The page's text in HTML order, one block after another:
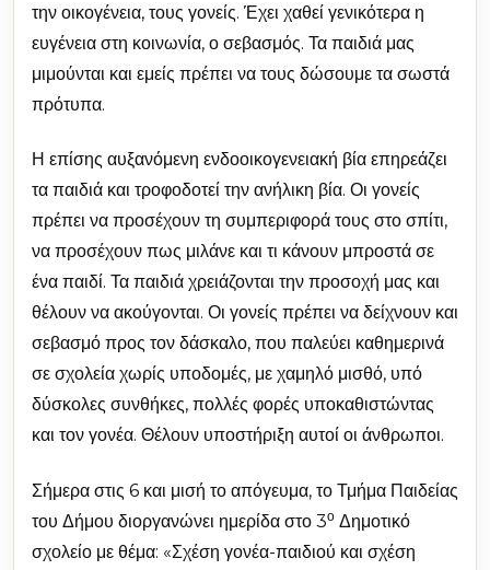
την οικογένεια, τους γονείς. Έχει χαθεί γενικότερα η
ευγένεια στη κοινωνία, ο σεβασμός. Τα παιδιά μας
μιμούνται και εμείς πρέπει να τους δώσουμε τα σωστά
πρότυπα.
Η επίσης αυξανόμενη ενδοοικογενειακή βία επηρεάζει
τα παιδιά και τροφοδοτεί την ανήλικη βία. Οι γονείς
πρέπει να προσέχουν τη συμπεριφορά τους στο σπίτι,
να προσέχουν πως μιλάνε και τι κάνουν μπροστά σε
ένα παιδί. Τα παιδιά χρειάζονται την προσοχή μας και
θέλουν να ακούγονται. Οι γονείς πρέπει να δείχνουν και
σεβασμό προς τον δάσκαλο, που παλεύει καθημερινά
σε σχολεία χωρίς υποδομές, με χαμηλό μισθό, υπό
δύσκολες συνθήκες, πολλές φορές υποκαθιστώντας
και τον γονέα. Θέλουν υποστήριξη αυτοί οι άνθρωποι.
Σήμερα στις 6 και μισή το απόγευμα, το Τμήμα Παιδείας
του Δήμου διοργανώνει ημερίδα στο 3ο Δημοτικό
σχολείο με θέμα: «Σχέση γονέα-παιδιού και σχέση